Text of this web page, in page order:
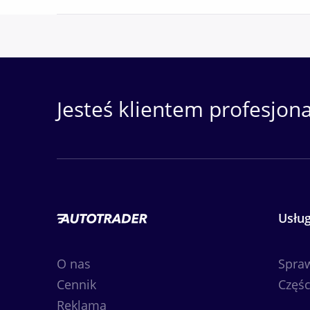
Kontakt tel. Pokaż numer Pokaż numer
Niniejsze ogłoszenie jest wyłącznie
Kodeksu Cywilnego. Sprzedający nie
Jesteś klientem
O nas
Cennik
Reklama